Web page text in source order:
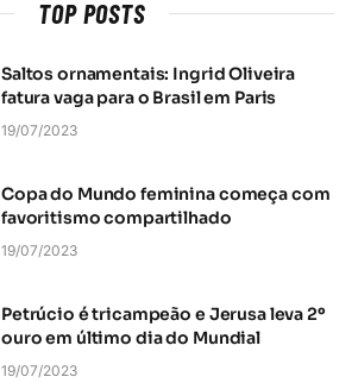
TOP POSTS
Saltos ornamentais: Ingrid Oliveira
fatura vaga para o Brasil em Paris
19/07/2023
Copa do Mundo feminina começa com
favoritismo compartilhado
19/07/2023
Petrúcio é tricampeão e Jerusa leva 2º
ouro em último dia do Mundial
19/07/2023